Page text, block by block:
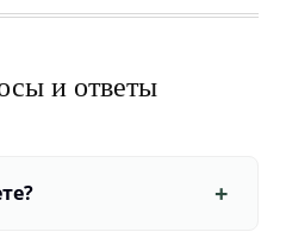
и ответы